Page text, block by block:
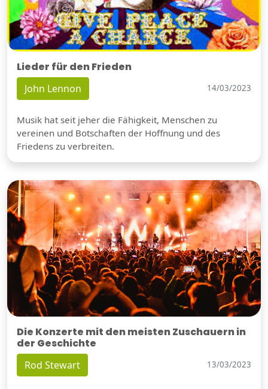
Lieder für den Frieden
John Lennon 14/03/2023
Musik hat seit jeher die Fähigkeit, Menschen zu
vereinen und Botschaften der Hoffnung und des
Friedens zu verbreiten.
Die Konzerte mit den meisten Zuschauern in
der Geschichte
Rod Stewart 13/03/2023